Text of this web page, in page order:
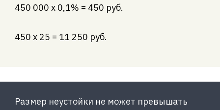
450 000 х 0,1% = 450 руб.
450 х 25 = 11 250 руб.
Размер неустойки не может превышать